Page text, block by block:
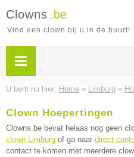
Clowns .be
Vind een clown bij u in de buurt!
U bent nu hier: Home » Limburg »
Clown Hoepertingen
Clowns.be bevat helaas nog geen
clown Limburg of ga naar direct
contact te komen met meerdere